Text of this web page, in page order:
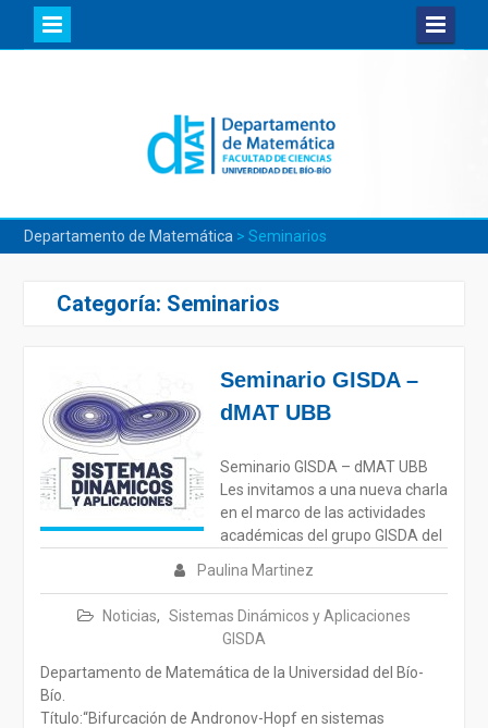
Departamento de Matemática > Seminarios
Categoría: Seminarios
Seminario GISDA –
dMAT UBB
Paulina Martinez
Noticias, Sistemas Dinámicos y Aplicaciones
GISDA
Seminario GISDA – dMAT UBB
Les invitamos a una nueva charla
en el marco de las actividades
académicas del grupo GISDA del
Departamento de Matemática de la Universidad del Bío-
Bío.
Título:“Bifurcación de Andronov-Hopf en sistemas